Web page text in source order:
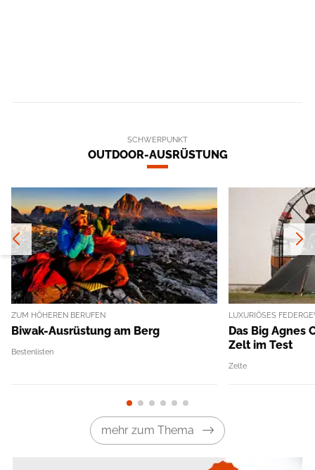
SCHWERPUNKT
OUTDOOR-AUSRÜSTUNG
ZUM HÖHEREN BERUFEN
Biwak-Ausrüstung am Berg
Bestenlisten
LUXURIÖSES
Das Big Agnes
Zelt im Test
Zelte
mehr zum Thema